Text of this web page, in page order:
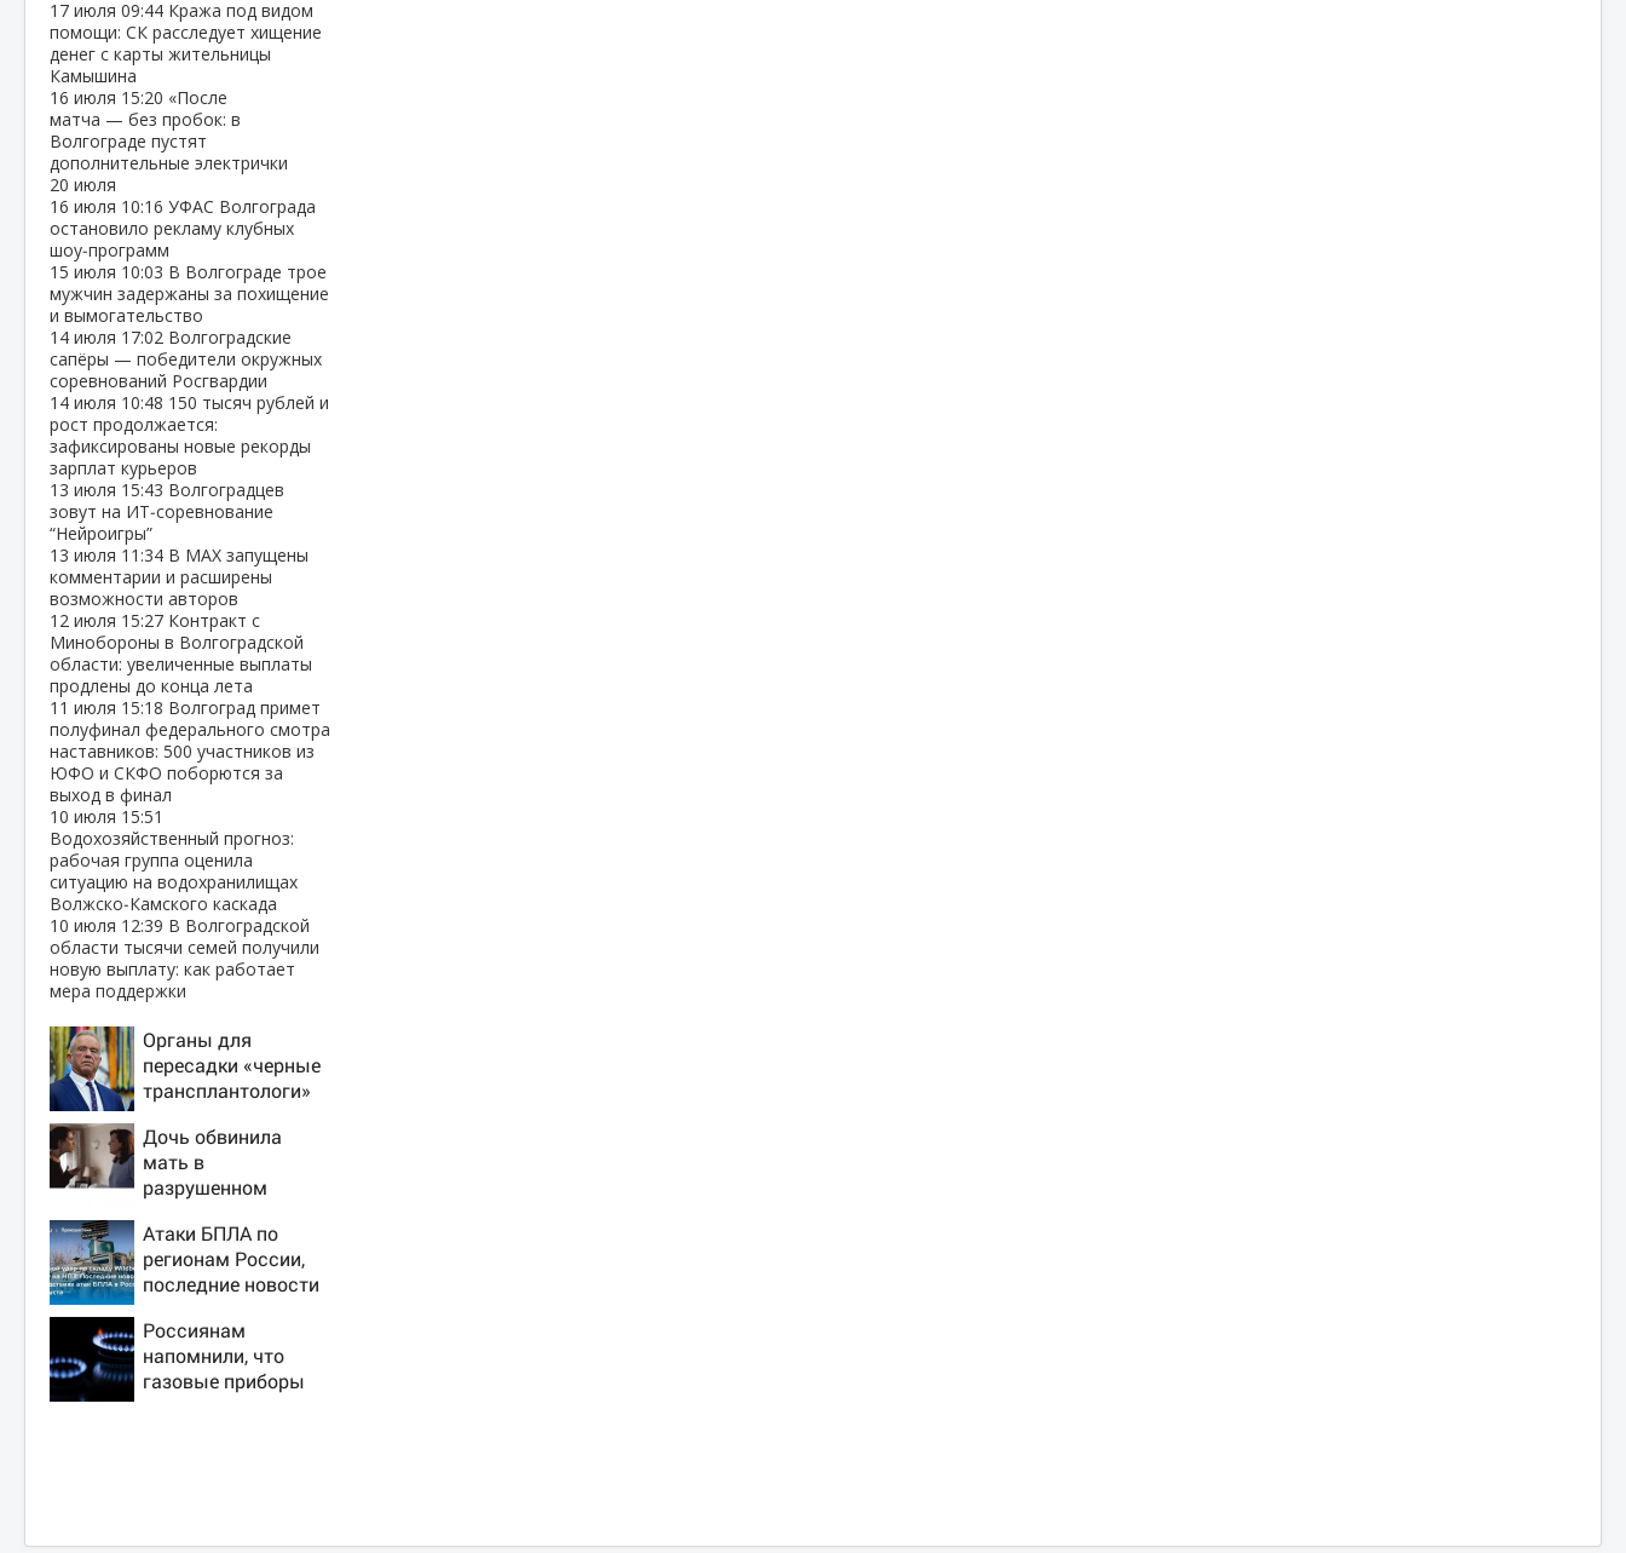
17 июля 09:44 Кража под видом
помощи: СК расследует хищение
денег с карты жительницы
Камышина
16 июля 15:20 «После
матча — без пробок: в
Волгограде пустят
дополнительные электрички
20 июля
16 июля 10:16 УФАС Волгограда
остановило рекламу клубных
шоу‑программ
15 июля 10:03 В Волгограде трое
мужчин задержаны за похищение
и вымогательство
14 июля 17:02 Волгоградские
сапёры — победители окружных
соревнований Росгвардии
14 июля 10:48 150 тысяч рублей и
рост продолжается:
зафиксированы новые рекорды
зарплат курьеров
13 июля 15:43 Волгоградцев
зовут на ИТ‑соревнование
“Нейроигры”
13 июля 11:34 В МАХ запущены
комментарии и расширены
возможности авторов
12 июля 15:27 Контракт с
Минобороны в Волгоградской
области: увеличенные выплаты
продлены до конца лета
11 июля 15:18 Волгоград примет
полуфинал федерального смотра
наставников: 500 участников из
ЮФО и СКФО поборются за
выход в финал
10 июля 15:51
Водохозяйственный прогноз:
рабочая группа оценила
ситуацию на водохранилищах
Волжско‑Камского каскада
10 июля 12:39 В Волгоградской
области тысячи семей получили
новую выплату: как работает
мера поддержки
Органы для
пересадки «черные
трансплантологи»
живых пациентов
Дочь обвинила
мать в
разрушенном
всей правды о
своём отце -
история одной
Атаки БПЛА по
регионам России,
последние новости
последствия, атаки
на склады
Wildberries,
Россиянам
напомнили, что
газовые приборы